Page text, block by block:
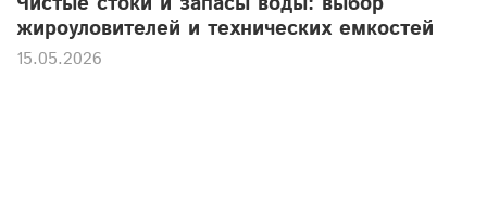
жироуловителей и технических емкостей
15.05.2026